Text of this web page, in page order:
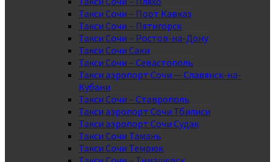
Такси Сочи – Порт Кавказ
Такси Сочи – Пятигорск
Такси Сочи – Ростов-на-Дону
Такси Сочи Саки
Такси Сочи – Севастополь
Такси аэропорт Сочи — Славянск-на-
Кубани
Такси Сочи – Ставрополь
Такси аэропорт Сочи Тбилиси
Такси аэропорт Сочи Судак
Такси Сочи Тамань
Такси Сочи Темрюк